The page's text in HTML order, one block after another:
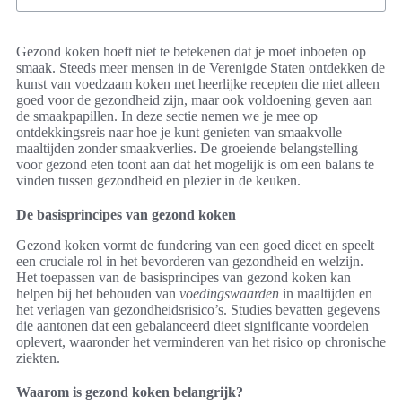
Gezond koken hoeft niet te betekenen dat je moet inboeten op
smaak. Steeds meer mensen in de Verenigde Staten ontdekken de
kunst van voedzaam koken met heerlijke recepten die niet alleen
goed voor de gezondheid zijn, maar ook voldoening geven aan
de smaakpapillen. In deze sectie nemen we je mee op
ontdekkingsreis naar hoe je kunt genieten van smaakvolle
maaltijden zonder smaakverlies. De groeiende belangstelling
voor gezond eten toont aan dat het mogelijk is om een balans te
vinden tussen gezondheid en plezier in de keuken.
De basisprincipes van gezond koken
Gezond koken vormt de fundering van een goed dieet en speelt
een cruciale rol in het bevorderen van gezondheid en welzijn.
Het toepassen van de basisprincipes van gezond koken kan
helpen bij het behouden van voedingswaarden in maaltijden en
het verlagen van gezondheidsrisico’s. Studies bevatten gegevens
die aantonen dat een gebalanceerd dieet significante voordelen
oplevert, waaronder het verminderen van het risico op chronische
ziekten.
Waarom is gezond koken belangrijk?